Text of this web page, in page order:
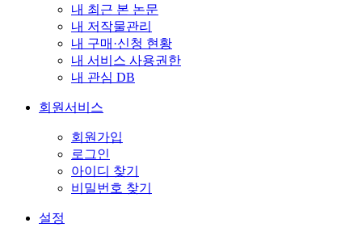
내 최근 본 논문
내 저작물관리
내 구매·신청 현황
내 서비스 사용권한
내 관심 DB
회원서비스
회원가입
로그인
아이디 찾기
비밀번호 찾기
설정